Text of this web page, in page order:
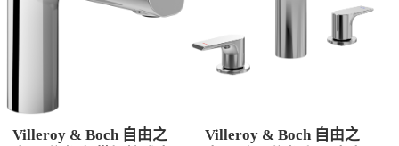
Villeroy & Boch 自由之 Villeroy & Boch 自由之